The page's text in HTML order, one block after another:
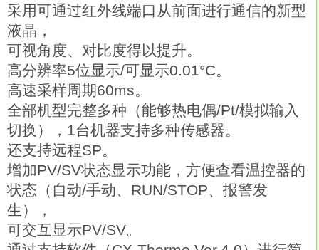
采用可通过红外线端口从前面进行通信的新型
液晶，
可视角度、对比度得以提升。
高分辨率5位显示/可显示0.01°C。
高速采样周期60ms。
全部机型完整多种（能够热电偶/Pt/模拟输入
切换），1台机器支持多种传感器。
还支持远程SP。
增加PV/SV状态显示功能，方便查看温控器的
状态（自动/手动、RUN/STOP、报警发
生），
可交互显示PV/SV。